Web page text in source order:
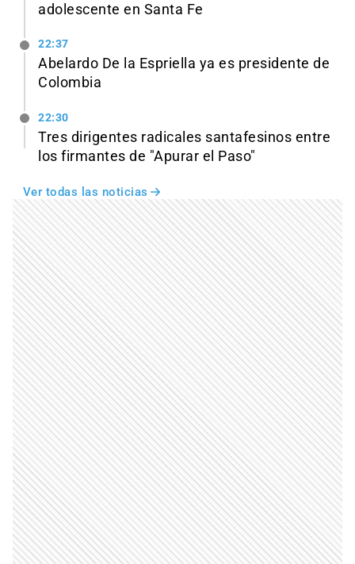
adolescente en Santa Fe
22:37
Abelardo De la Espriella ya es presidente de
Colombia
22:30
Tres dirigentes radicales santafesinos entre
los firmantes de "Apurar el Paso"
Ver todas las noticias